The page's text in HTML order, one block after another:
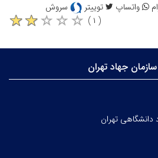
واتساپ توییتر
سروش
( ۱ )
جهاد تهران
تهران